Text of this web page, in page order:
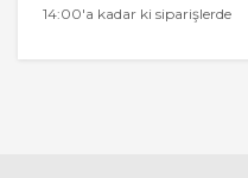
14:00'a kadar ki siparişlerde